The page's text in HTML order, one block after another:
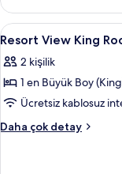
hakkında
daha
fazla
Resort
View
King
Room
için
tüm
4
Resort View King
2 kişilik
1 en Büyük Boy
Ücretsiz kablosuz
Daha çok detay
Resort